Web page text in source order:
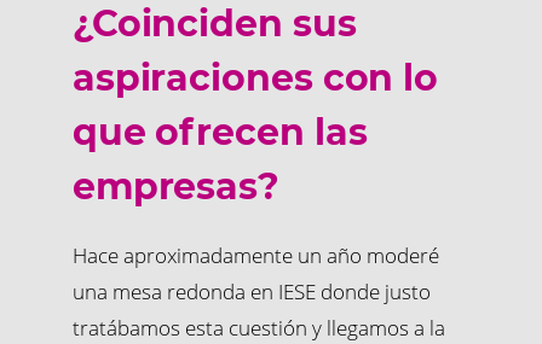
¿Coinciden sus
aspiraciones con lo
que ofrecen las
empresas?
Hace aproximadamente un año moderé
una mesa redonda en IESE donde justo
tratábamos esta cuestión y llegamos a la